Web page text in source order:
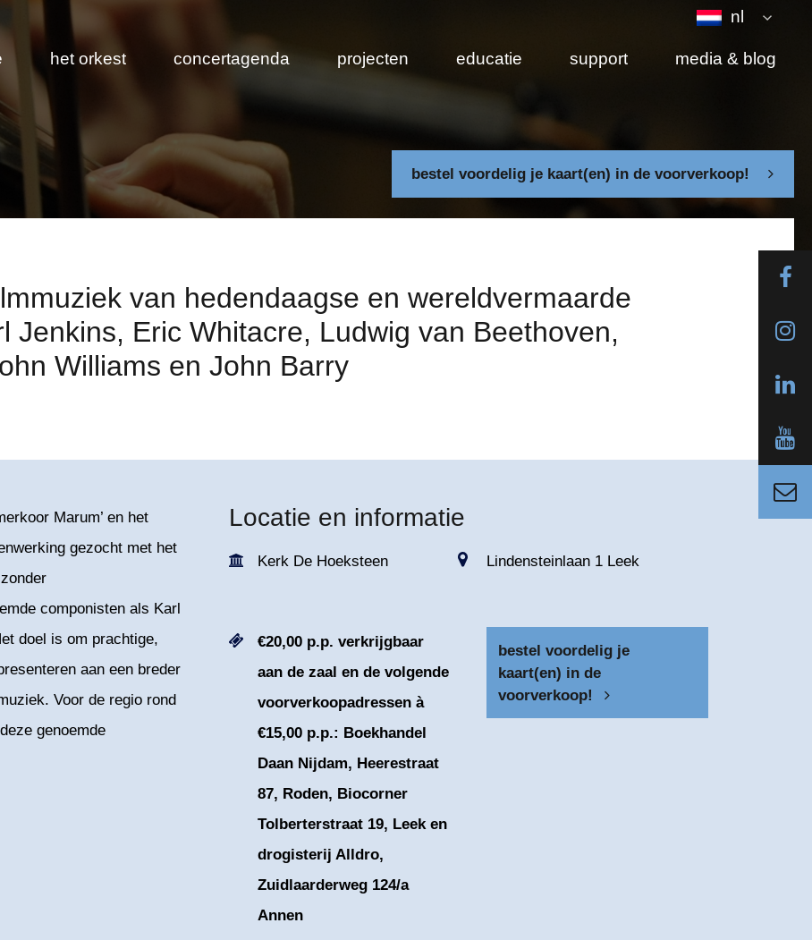
nl
het orkest concertagenda projecten educatie support media & blog
bestel voordelig je kaart(en) in de voorverkoop!
van hedendaagse en wereldvermaarde
Jenkins, Eric Whitacre, Ludwig van Beethoven,
Williams en John Barry
Marum’ en het
gezocht met het
componisten als Karl
doel is om prachtige,
aan een breder
Voor de regio rond
genoemde
Locatie en informatie
Kerk De Hoeksteen Lindensteinlaan 1 Leek
€20,00 p.p. verkrijgbaar
aan de zaal en de volgende
voorverkoopadressen à
€15,00 p.p.: Boekhandel
Daan Nijdam, Heerestraat
87, Roden, Biocorner
Tolberterstraat 19, Leek en
drogisterij Alldro,
Zuidlaarderweg 124/a
Annen
bestel voordelig je
kaart(en) in de
voorverkoop!